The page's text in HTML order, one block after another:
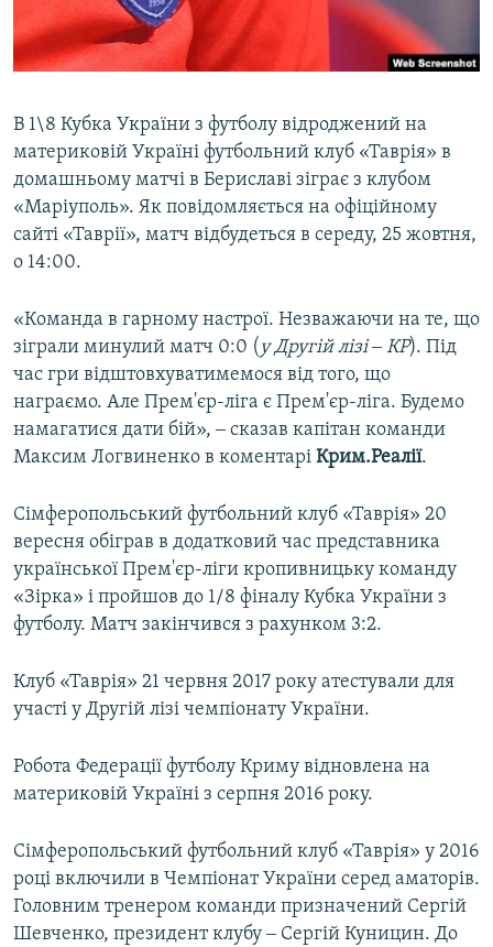
ВІДЕОУРОКИ «ELIFBE»
СВІДЧЕННЯ ОКУПАЦІЇ
ІНФОГРАФІКА
Русский
Qırımtatar
ДОЛУЧАЙСЯ!
Усі сайти RFE/RL
В 1\8 Кубка України з футболу відроджений на
материковій Україні футбольний клуб «Таврія» в
домашньому матчі в Бериславі зіграє з клубом
«Маріуполь». Як повідомляється на офіційному
сайті «Таврії», матч відбудеться в середу, 25 жовтня,
о 14:00.
«Команда в гарному настрої. Незважаючи на те, що
зіграли минулий матч 0:0 ( у Другій лізі ‒ КР). Під
час гри відштовхуватимемося від того, що
награємо. Але Прем'єр-ліга є Прем'єр-ліга. Будемо
намагатися дати бій», ‒ сказав капітан команди
Максим Логвиненко в коментарі Крим.Реалії.
Сімферопольський футбольний клуб «Таврія» 20
вересня обіграв в додатковий час представника
української Прем'єр-ліги кропивницьку команду
«Зірка» і пройшов до 1/8 фіналу Кубка України з
футболу. Матч закінчився з рахунком 3:2.
Клуб «Таврія» 21 червня 2017 року атестували для
участі у Другій лізі чемпіонату України.
Робота Федерації футболу Криму відновлена на
материковій Україні з серпня 2016 року.
Сімферопольський футбольний клуб «Таврія» у 2016
році включили в Чемпіонат України серед аматорів.
Головним тренером команди призначений Сергій
Шевченко, президент клубу ‒ Сергій Куницин. До